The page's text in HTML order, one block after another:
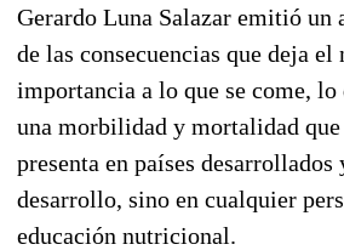
Gerardo Luna Salazar emitió un
de las consecuencias que deja el
importancia a lo que se come, lo
una morbilidad y mortalidad que
presenta en países desarrollados
desarrollo, sino en cualquier
educación nutricional.